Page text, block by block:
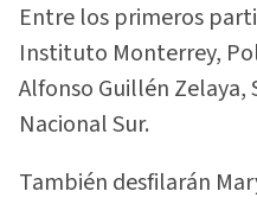
Entre los primeros
Instituto Monterrey,
Alfonso Guillén Zelaya,
Nacional Sur.
También desfilarán